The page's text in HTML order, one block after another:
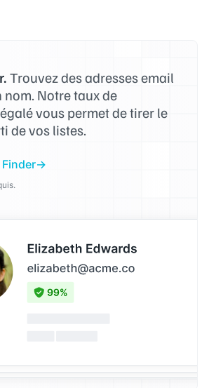
Trouvez des adresses email
Notre taux de
vous permet de tirer le
de vos listes.